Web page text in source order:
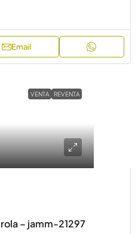
Email
VENTA REVENTA
– jamm-21297